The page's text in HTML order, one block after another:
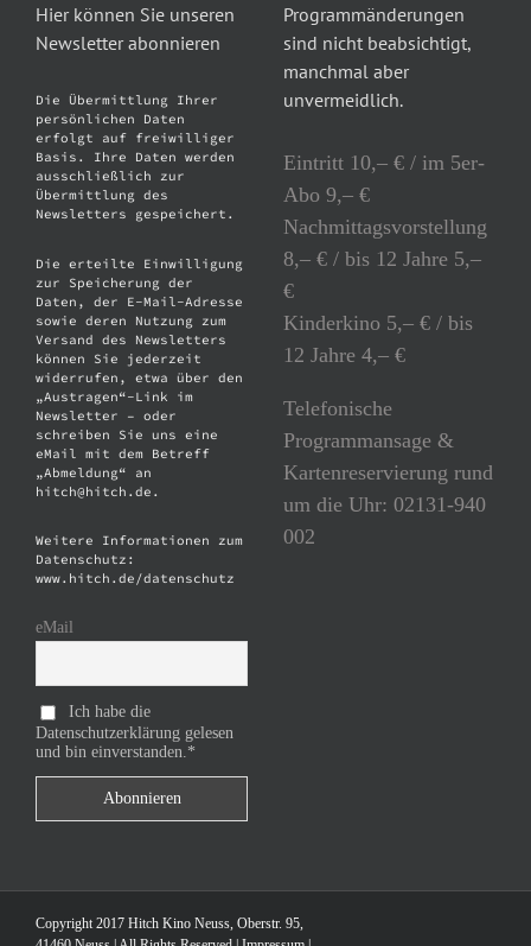
Hier können Sie unseren
Newsletter abonnieren
Die Übermittlung Ihrer
persönlichen Daten
erfolgt auf freiwilliger
Basis. Ihre Daten werden
ausschließlich zur
Übermittlung des
Newsletters gespeichert.
Die erteilte Einwilligung
zur Speicherung der
Daten, der E-Mail-Adresse
sowie deren Nutzung zum
Versand des Newsletters
können Sie jederzeit
widerrufen, etwa über den
„Austragen“-Link im
Newsletter – oder
schreiben Sie uns eine
eMail mit dem Betreff
„Abmeldung“ an
hitch@hitch.de.
Weitere Informationen zum
Datenschutz:
www.hitch.de/datenschutz
eMail
Ich habe die
Datenschutzerklärung gelesen
und bin einverstanden.*
Programmänderungen
sind nicht beabsichtigt,
manchmal aber
unvermeidlich.
Eintritt 10,– € / im 5er-
Abo 9,– €
Nachmittagsvorstellung
8,– € / bis 12 Jahre 5,–
€
Kinderkino 5,– € / bis
12 Jahre 4,– €
Telefonische
Programmansage &
Kartenreservierung rund
um die Uhr: 02131-940
002
Copyright 2017 Hitch Kino Neuss, Oberstr. 95,